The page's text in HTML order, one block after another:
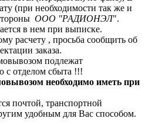
(при необходимости так же и
ООО "РАДИОНЭЛ".
в нем при выписке.
расчету , просьба сообщить об
заказа.
подлежат
с отделом сбыта !!!
необходимо иметь при
почтой, транспортной
удобным для Вас способом.